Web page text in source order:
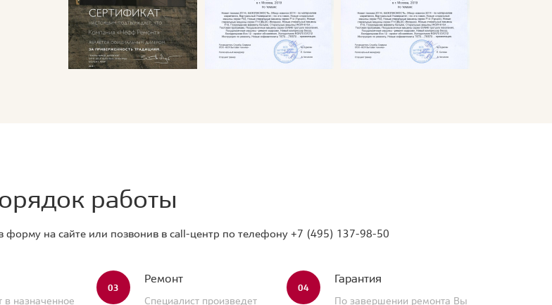
работы
форму на сайте или позвонив в call-центр по телефону +7 (495) 137-98-50
в назначенное
03
Ремонт
Специалист произведет
04
Гарантия
По завершении ремонта Вы